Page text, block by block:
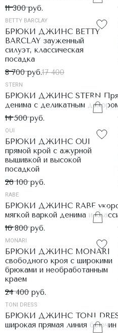
11 300 руб.
BETTY BARCLAY
БРЮКИ ДЖИНС BETTY
BARCLAY зауженный
силуэт, классическая
посадка
8 700 руб.17 400
STERN
БРЮКИ ДЖИНС STERN
денима с деликатным
14 500 руб.
OUI
БРЮКИ ДЖИНС OUI
прямой крой с ажурной
вышивкой и высокой
посадкой
20 100 руб.
RABE
БРЮКИ ДЖИНС RABE
мягкой варкой денима и
16 800 руб.
MONARI
БРЮКИ ДЖИНС MONARI
свободного кроя с широкими
брюками и необработанным
краем
24 400 руб.
TONI DRESS
БРЮКИ ДЖИНС TONI DRESS
широкая прямая линия брючин